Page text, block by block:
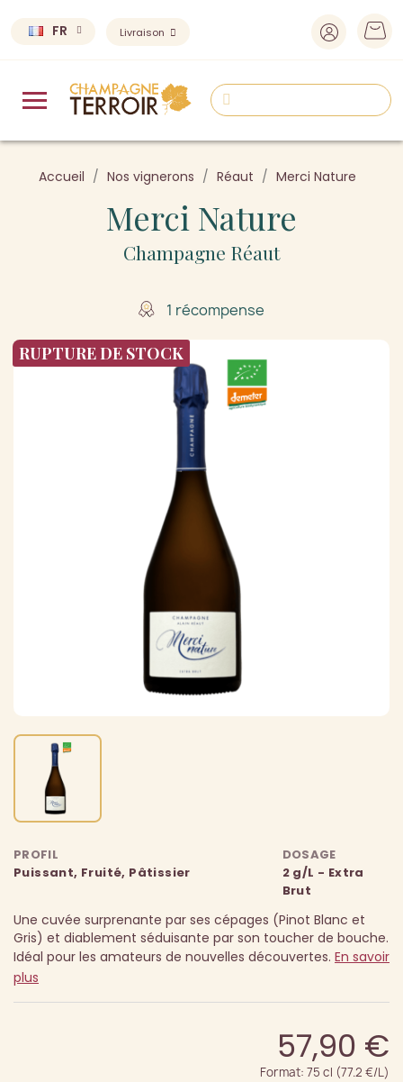
FR Livraison
Accueil Nos vignerons Réaut Merci Nature
Merci Nature
Champagne Réaut
1 récompense
RUPTURE DE STOCK
PROFIL
Puissant, Fruité, Pâtissier
DOSAGE
2 g/L - Extra
Brut
Une cuvée surprenante par ses cépages (Pinot Blanc et
Gris) et diablement séduisante par son toucher de bouche.
Idéal pour les amateurs de nouvelles découvertes. En savoir
plus
57,90 €
Format: 75 cl (77.2 €/L)